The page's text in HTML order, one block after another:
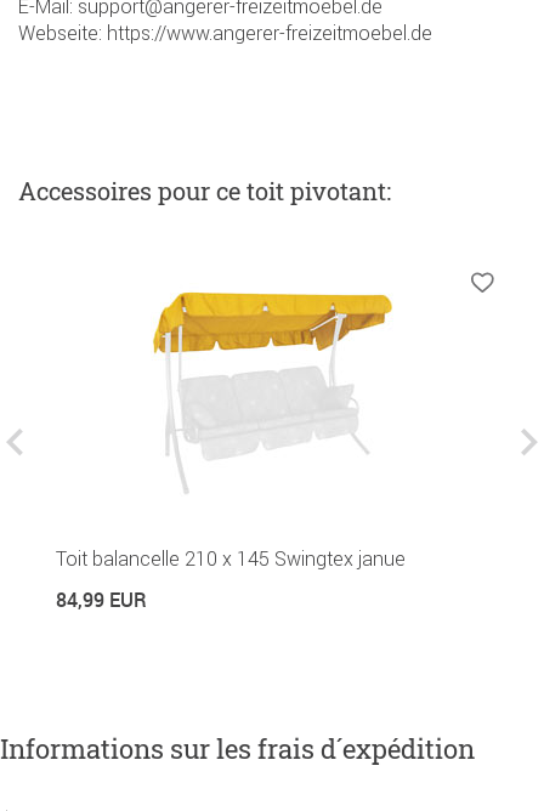
E-Mail: support@angerer-freizeitmoebel.de
Webseite: https://www.angerer-freizeitmoebel.de
Accessoires pour ce toit pivotant:
Toit balancelle 210 x 145 Swingtex janue
84,99 EUR
Informations sur les frais d´expédition